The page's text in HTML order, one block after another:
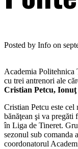
Posted by Info on
Academia
cu trei antrenori ale
Cristian Petcu, Ionuţ
Cristian Petcu este
bănăţean şi va pregăti
în Liga de Tineret.
sezonul sub comanda
coordonatorul